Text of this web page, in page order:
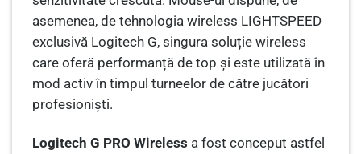
asemenea, de tehnologia wireless LIGHTSPEED
exclusivă Logitech G, singura soluție wireless
care oferă performanță de top și este utilizată în
mod activ în timpul turneelor ​​de către jucători
profesioniști.
Logitech G PRO Wireless a fost conceput astfel